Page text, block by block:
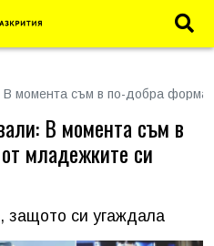
В момента съм в по-добра форма
В момента съм в
младежките си
защото си угаждала